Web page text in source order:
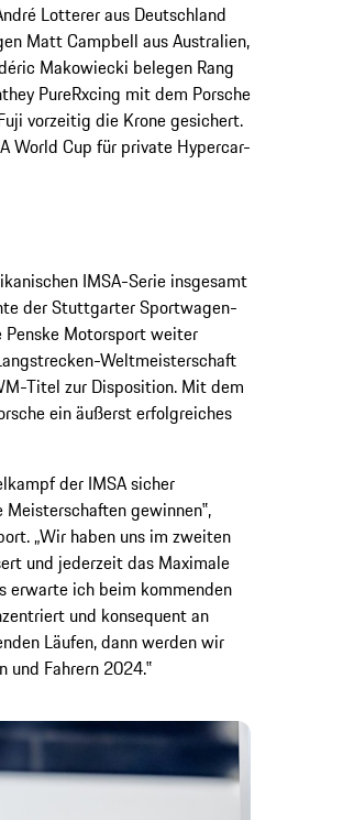
Lotterer aus Deutschland
Matt Campbell aus Australien,
Makowiecki belegen Rang
PureRxcing mit dem Porsche
vorzeitig die Krone gesichert.
World Cup für private Hypercar-
IMSA-Serie insgesamt
der Stuttgarter Sportwagen-
Motorsport weiter
Weltmeisterschaft
Titel zur Disposition. Mit dem
ein äußerst erfolgreiches
der IMSA sicher
gewinnen‟,
„Wir haben uns im zweiten
und jederzeit das Maximale
erwarte ich beim kommenden
und konsequent an
Läufen, dann werden wir
Fahrern 2024.‟